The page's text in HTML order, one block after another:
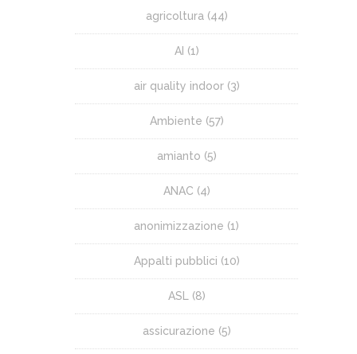
agricoltura (44)
AI (1)
air quality indoor(3)
Ambiente (57)
amianto (5)
ANAC (4)
anonimizzazione (1)
Appalti pubblici (10)
ASL (8)
assicurazione (5)